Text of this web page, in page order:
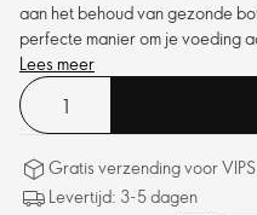
aan het behoud van gezonde
perfecte manier om je voeding
dagelijkse hoeveelheid calcium
Lees meer
Gratis verzending voor
Levertijd: 3-5 dagen